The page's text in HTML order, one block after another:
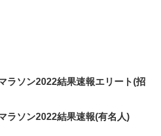
ラソン2022結果速報エリート(招
ラソン2022結果速報(有名人)